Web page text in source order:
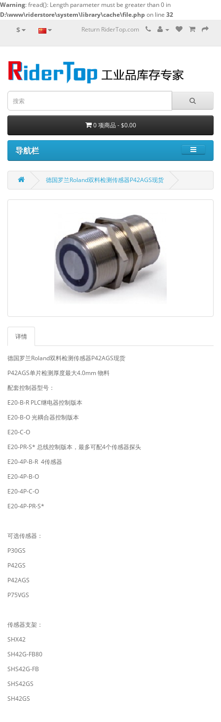
Warning: fread(): Length parameter must be greater than 0 in
D:\www\riderstore\system\library\cache\file.php on line 32
$ Return RiderTop.com
0 项商品 - $0.00
导航栏
德国罗兰Roland双料检测传感器P42AGS现货
详情
德国罗兰Roland双料检测传感器P42AGS现货
P42AGS单片检测厚度最大4.0mm 物料
配套控制器型号：
E20-B-R PLC继电器控制版本
E20-B-O 光耦合器控制版本
E20-C-O
E20-PR-S* 总线控制版本，最多可配4个传感器探头
E20-4P-B-R 4传感器
E20-4P-B-O
E20-4P-C-O
E20-4P-PR-S*
可选传感器：
P30GS
P42GS
P42AGS
P75VGS
传感器支架：
SHX42
SH42G-FB80
SHS42G-FB
SHS42GS
SH42GS